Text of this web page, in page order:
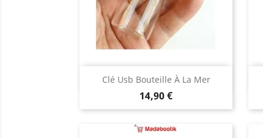
Clé Usb Bouteille À La Mer
Prix
14,90 €
Aperçu rapide